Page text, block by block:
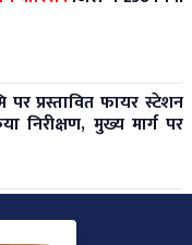
पर प्रस्तावित फायर स्टेशन
निरीक्षण, मुख्य मार्ग पर